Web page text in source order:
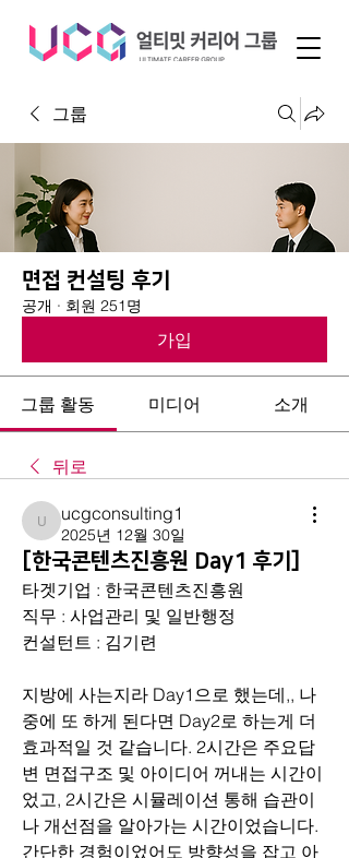
그룹
면접 컨설팅 후기
공개 · 회원 251명
가입
그룹 활동 미디어 소개
뒤로
ucgconsulting1
ucgconsulting1
2025년 12월 30일
[한국콘텐츠진흥원 Day1 후기]
타겟기업 : 한국콘텐츠진흥원
직무 : 사업관리 및 일반행정
컨설턴트 : 김기련
지방에 사는지라 Day1으로 했는데,, 나
중에 또 하게 된다면 Day2로 하는게 더
효과적일 것 같습니다. 2시간은 주요답
변 면접구조 및 아이디어 꺼내는 시간이
었고, 2시간은 시뮬레이션 통해 습관이
나 개선점을 알아가는 시간이었습니다.
간단한 경험이었어도 방향성을 잡고 아